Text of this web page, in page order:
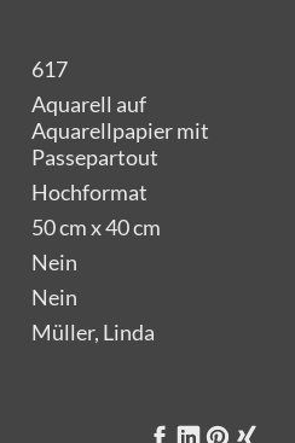
617
Aquarell auf
Aquarellpapier mit
Passepartout
Hochformat
50 cm x 40 cm
Nein
Nein
Müller, Linda